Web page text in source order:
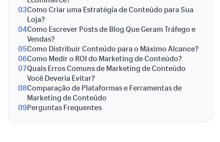
03Como Criar uma Estratégia de Conteúdo para Sua
Loja?
04Como Escrever Posts de Blog Que Geram Tráfego e
Vendas?
05Como Distribuir Conteúdo para o Máximo Alcance?
06Como Medir o ROI do Marketing de Conteúdo?
07Quais Erros Comuns de Marketing de Conteúdo
Você Deveria Evitar?
08Comparação de Plataformas e Ferramentas de
Marketing de Conteúdo
09Perguntas Frequentes